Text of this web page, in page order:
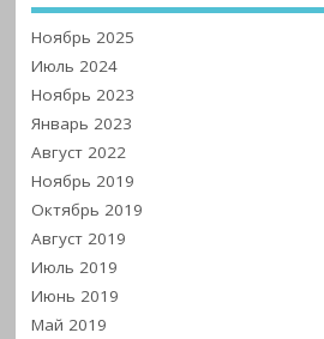
Ноябрь 2025
Июль 2024
Ноябрь 2023
Январь 2023
Август 2022
Ноябрь 2019
Октябрь 2019
Август 2019
Июль 2019
Июнь 2019
Май 2019